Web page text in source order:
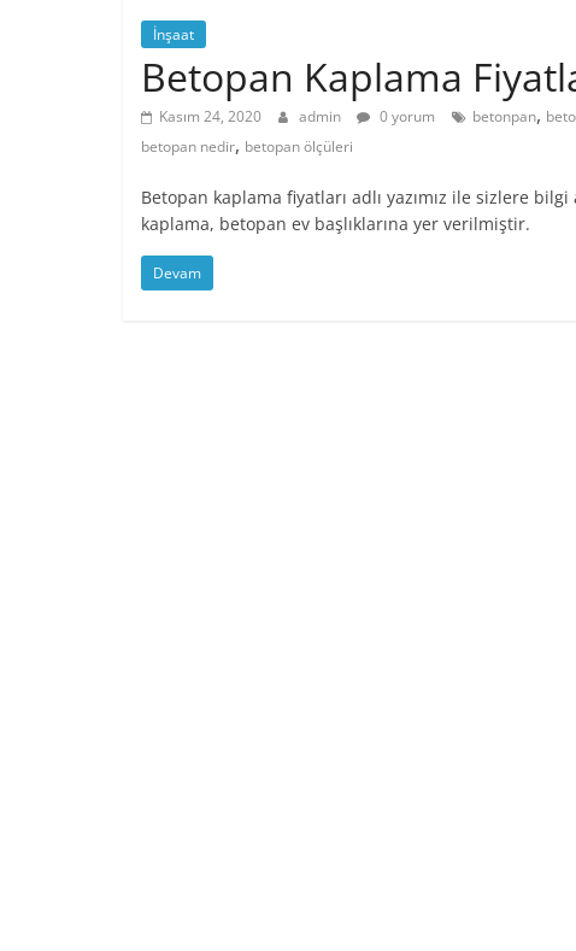
İnşaat
Betopan Kaplama
Kasım 24, 2020 admin 0 yorum betonpan,
betopan nedir, betopan ölçüleri
Betopan kaplama fiyatları adlı yazımız ile sizlere
kaplama, betopan ev başlıklarına yer verilmiştir.
Devam